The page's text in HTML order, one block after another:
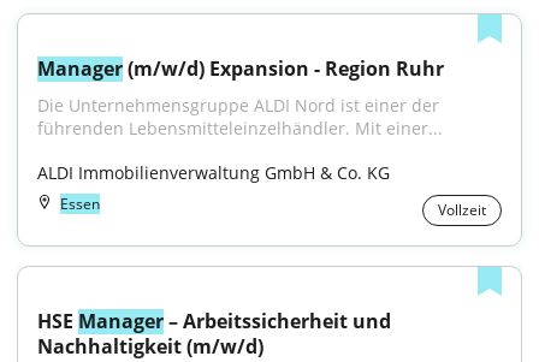
Manager (m/w/d) Expansion - Region Ruhr
Die Unternehmensgruppe ALDI Nord ist einer der
führenden Lebensmitteleinzelhändler. Mit einer...
ALDI Immobilienverwaltung GmbH & Co. KG
Essen Vollzeit
HSE Manager – Arbeitssicherheit und
Nachhaltigkeit (m/w/d)